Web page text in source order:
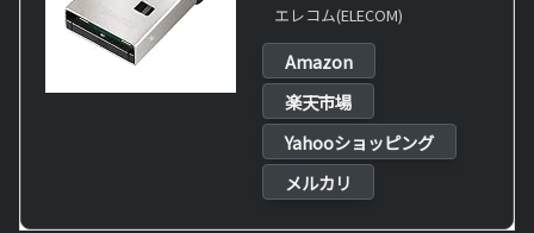
エレコム(ELECOM)
Amazon
楽天市場
Yahooショッピング
メルカリ